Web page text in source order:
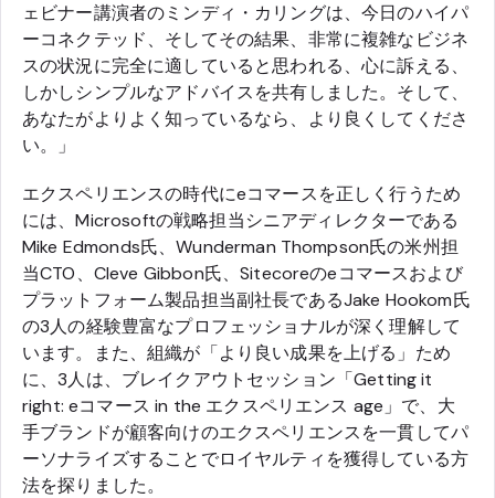
ェビナー講演者のミンディ・カリングは、今日のハイパ
ーコネクテッド、そしてその結果、非常に複雑なビジネ
スの状況に完全に適していると思われる、心に訴える、
しかしシンプルなアドバイスを共有しました。そして、
あなたがよりよく知っているなら、より良くしてくださ
い。」
エクスペリエンスの時代にeコマースを正しく行うため
には、Microsoftの戦略担当シニアディレクターである
Mike Edmonds氏、Wunderman Thompson氏の米州担
当CTO、Cleve Gibbon氏、Sitecoreのeコマースおよび
プラットフォーム製品担当副社長であるJake Hookom氏
の3人の経験豊富なプロフェッショナルが深く理解して
います。また、組織が「より良い成果を上げる」ため
に、3人は、ブレイクアウトセッション「Getting it
right: eコマース in the エクスペリエンス age」で、大
手ブランドが顧客向けのエクスペリエンスを一貫してパ
ーソナライズすることでロイヤルティを獲得している方
法を探りました。